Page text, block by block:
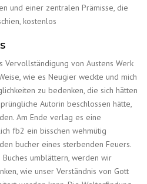
und einer zentralen Prämisse, die
kostenlos
Vervollständigung von Austens Werk
wie es Neugier weckte und mich
zu bedenken, die sich hätten
Autorin beschlossen hätte,
Am Ende verlag es eine
fb2 ein bisschen wehmütig
bucher eines sterbenden Feuers.
umblättern, werden wir
wie unser Verständnis von Gott